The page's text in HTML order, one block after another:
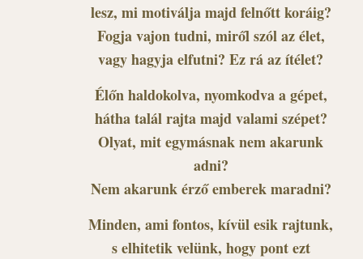
lesz, mi motiválja majd felnőtt koráig?
Fogja vajon tudni, miről szól az élet,
vagy hagyja elfutni? Ez rá az ítélet?
Élőn haldokolva, nyomkodva a gépet,
hátha talál rajta majd valami szépet?
Olyat, mit egymásnak nem akarunk
adni?
Nem akarunk érző emberek maradni?
Minden, ami fontos, kívül esik rajtunk,
s elhitetik velünk, hogy pont ezt